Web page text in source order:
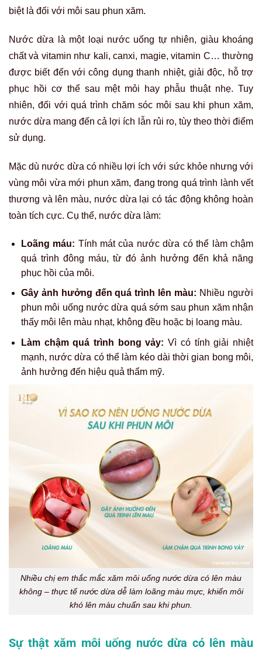
biệt là đối với môi sau phun xăm.
Nước dừa là một loại nước uống tự nhiên, giàu khoáng
chất và vitamin như kali, canxi, magie, vitamin C… thường
được biết đến với công dụng thanh nhiệt, giải độc, hỗ trợ
phục hồi cơ thể sau mệt mỏi hay phẫu thuật nhẹ. Tuy
nhiên, đối với quá trình chăm sóc môi sau khi phun xăm,
nước dừa mang đến cả lợi ích lẫn rủi ro, tùy theo thời điểm
sử dụng.
Mặc dù nước dừa có nhiều lợi ích với sức khỏe nhưng với
vùng môi vừa mới phun xăm, đang trong quá trình lành vết
thương và lên màu, nước dừa lại có tác động không hoàn
toàn tích cực. Cụ thể, nước dừa làm:
Loãng máu: Tính mát của nước dừa có thể làm chậm
quá trình đông máu, từ đó ảnh hưởng đến khả năng
phục hồi của môi.
Gây ảnh hưởng đến quá trình lên màu: Nhiều người
phun môi uống nước dừa quá sớm sau phun xăm nhận
thấy môi lên màu nhạt, không đều hoặc bị loang màu.
Làm chậm quá trình bong vảy: Vì có tính giải nhiệt
mạnh, nước dừa có thể làm kéo dài thời gian bong môi,
ảnh hưởng đến hiệu quả thẩm mỹ.
Nhiều chị em thắc mắc xăm môi uống nước dừa có lên màu
không – thực tế nước dừa dễ làm loãng màu mực, khiến môi
khó lên màu chuẩn sau khi phun.
Sự thật xăm môi uống nước dừa có lên màu